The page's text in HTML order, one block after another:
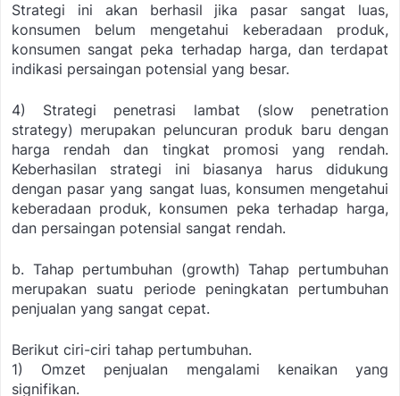
Strategi ini akan berhasil jika pasar sangat luas,
konsumen belum mengetahui keberadaan produk,
konsumen sangat peka terhadap harga, dan terdapat
indikasi persaingan potensial yang besar.
4) Strategi penetrasi lambat (slow penetration
strategy) merupakan peluncuran produk baru dengan
harga rendah dan tingkat promosi yang rendah.
Keberhasilan strategi ini biasanya harus didukung
dengan pasar yang sangat luas, konsumen mengetahui
keberadaan produk, konsumen peka terhadap harga,
dan persaingan potensial sangat rendah.
b. Tahap pertumbuhan (growth) Tahap pertumbuhan
merupakan suatu periode peningkatan pertumbuhan
penjualan yang sangat cepat.
Berikut ciri-ciri tahap pertumbuhan.
1) Omzet penjualan mengalami kenaikan yang
signifikan.